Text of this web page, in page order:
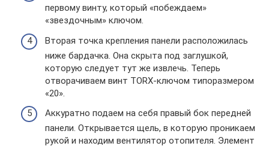
первому винту, который «побеждаем»
«звездочным» ключом.
Вторая точка крепления панели расположилась
ниже бардачка. Она скрыта под заглушкой,
которую следует тут же извлечь. Теперь
отворачиваем винт TORX-ключом типоразмером
«20».
Аккуратно подаем на себя правый бок передней
панели. Открывается щель, в которую проникаем
рукой и находим вентилятор отопителя. Элемент